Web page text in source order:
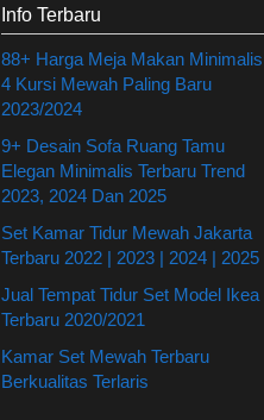
Info Terbaru
88+ Harga Meja Makan Minimalis
4 Kursi Mewah Paling Baru
2023/2024
9+ Desain Sofa Ruang Tamu
Elegan Minimalis Terbaru Trend
2023, 2024 Dan 2025
Set Kamar Tidur Mewah Jakarta
Terbaru 2022 | 2023 | 2024 | 2025
Jual Tempat Tidur Set Model Ikea
Terbaru 2020/2021
Kamar Set Mewah Terbaru
Berkualitas Terlaris